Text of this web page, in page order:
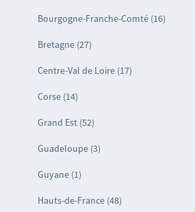
Bourgogne-Franche-Comté (16)
Bretagne (27)
Centre-Val de Loire (17)
Corse (14)
Grand Est (52)
Guadeloupe (3)
Guyane (1)
Hauts-de-France (48)